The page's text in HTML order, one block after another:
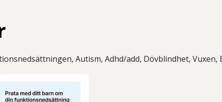
Autism, Adhd/add, Dövblindhet,